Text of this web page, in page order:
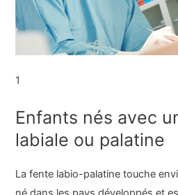
1
Enfants nés avec
labiale ou palatine
La fente labio-palatine touche